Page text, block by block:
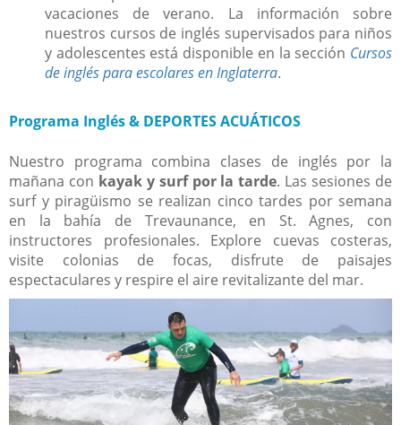
vacaciones de verano. La información sobre
nuestros cursos de inglés supervisados para niños
y adolescentes está disponible en la sección Cursos
de inglés para escolares en Inglaterra.
Programa Inglés & DEPORTES ACUÁTICOS
Nuestro programa combina clases de inglés por la
mañana con kayak y surf por la tarde. Las sesiones de
surf y piragüismo se realizan cinco tardes por semana
en la bahía de Trevaunance, en St. Agnes, con
instructores profesionales. Explore cuevas costeras,
visite colonias de focas, disfrute de paisajes
espectaculares y respire el aire revitalizante del mar.